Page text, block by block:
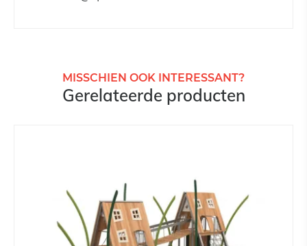
MISSCHIEN OOK INTERESSANT?
Gerelateerde producten